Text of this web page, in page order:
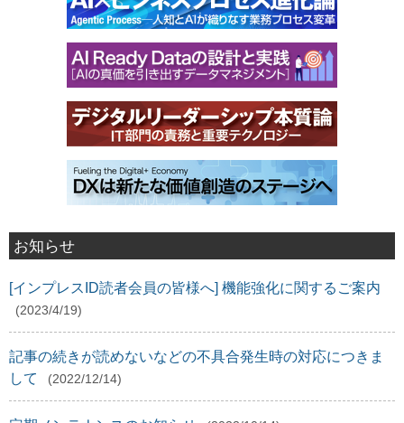
お知らせ
[インプレスID読者会員の皆様へ] 機能強化に関するご案内
(2023/4/19)
記事の続きが読めないなどの不具合発生時の対応につきま
して
(2022/12/14)